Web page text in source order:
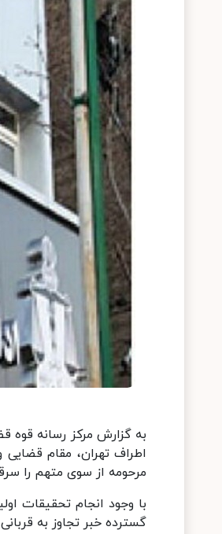
به گزارش مرکز رسانه قوه
اطراف تهران، مقام
مرحومه از سوی متهم را
با وجود انجام تحقیقات
گسترده خبر تجاوز به